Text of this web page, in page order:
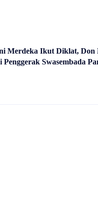
Merdeka Ikut Diklat,
Swasembada